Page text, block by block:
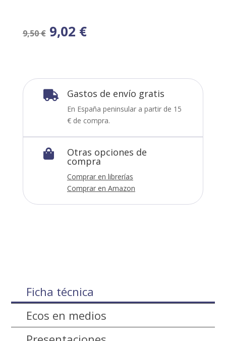
9,50€ 9,02 €
 Gastos de envío gratis
En España peninsular a partir de 15
€ de compra.
 Otras opciones de
compra
Comprar en librerías
Comprar en Amazon
Ficha técnica
Ecos en medios